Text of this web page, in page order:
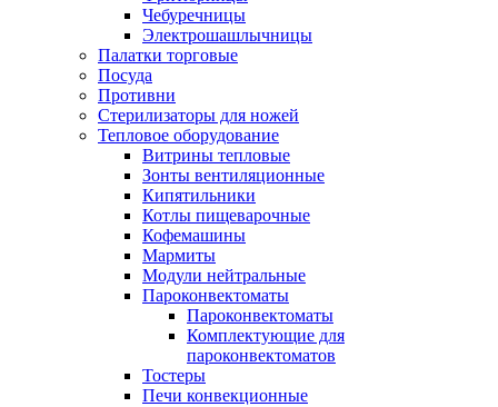
Чебуречницы
Электрошашлычницы
Палатки торговые
Посуда
Противни
Стерилизаторы для ножей
Тепловое оборудование
Витрины тепловые
Зонты вентиляционные
Кипятильники
Котлы пищеварочные
Кофемашины
Мармиты
Модули нейтральные
Пароконвектоматы
Пароконвектоматы
Комплектующие для
пароконвектоматов
Тостеры
Печи конвекционные